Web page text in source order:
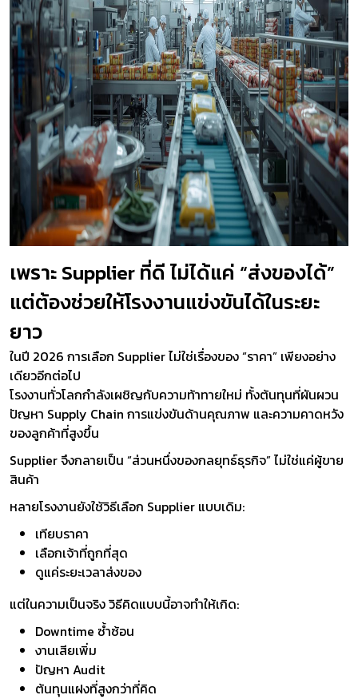
เพราะ Supplier ที่ดี ไม่ได้แค่ “ส่งของได้”
แต่ต้องช่วยให้โรงงานแข่งขันได้ในระยะ
ยาว
ในปี 2026 การเลือก Supplier ไม่ใช่เรื่องของ “ราคา” เพียงอย่าง
เดียวอีกต่อไป
โรงงานทั่วโลกกำลังเผชิญกับความท้าทายใหม่ ทั้งต้นทุนที่ผันผวน
ปัญหา Supply Chain การแข่งขันด้านคุณภาพ และความคาดหวัง
ของลูกค้าที่สูงขึ้น
Supplier จึงกลายเป็น “ส่วนหนึ่งของกลยุทธ์ธุรกิจ” ไม่ใช่แค่ผู้ขาย
สินค้า
หลายโรงงานยังใช้วิธีเลือก Supplier แบบเดิม:
เทียบราคา
เลือกเจ้าที่ถูกที่สุด
ดูแค่ระยะเวลาส่งของ
แต่ในความเป็นจริง วิธีคิดแบบนี้อาจทำให้เกิด:
Downtime ซ้ำซ้อน
งานเสียเพิ่ม
ปัญหา Audit
ต้นทุนแฝงที่สูงกว่าที่คิด